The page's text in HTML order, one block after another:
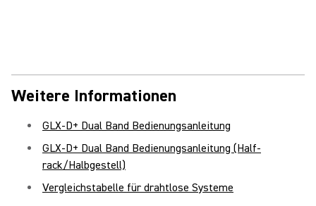
Weitere Informationen
GLX-D+ Dual Band Bedienungsanleitung
GLX-D+ Dual Band Bedienungsanleitung (Half-
rack/Halbgestell)
Vergleichstabelle für drahtlose Systeme